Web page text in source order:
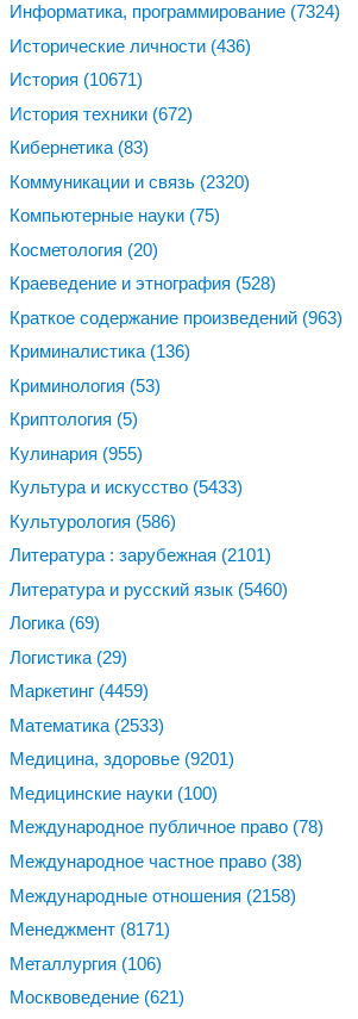
Информатика, программирование (7324)
Исторические личности (436)
История (10671)
История техники (672)
Кибернетика (83)
Коммуникации и связь (2320)
Компьютерные науки (75)
Косметология (20)
Краеведение и этнография (528)
Краткое содержание произведений (963)
Криминалистика (136)
Криминология (53)
Криптология (5)
Кулинария (955)
Культура и искусство (5433)
Культурология (586)
Литература : зарубежная (2101)
Литература и русский язык (5460)
Логика (69)
Логистика (29)
Маркетинг (4459)
Математика (2533)
Медицина, здоровье (9201)
Медицинские науки (100)
Международное публичное право (78)
Международное частное право (38)
Международные отношения (2158)
Менеджмент (8171)
Металлургия (106)
Москвоведение (621)